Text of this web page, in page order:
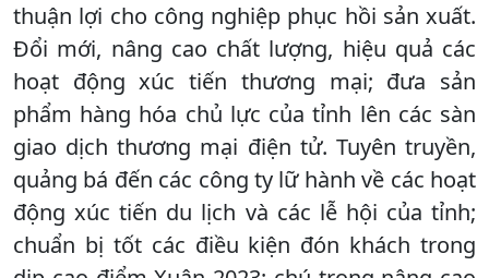
thuận lợi cho công nghiệp phục hồi sản xuất.
Đổi mới, nâng cao chất lượng, hiệu quả các
hoạt động xúc tiến thương mại; đưa sản
phẩm hàng hóa chủ lực của tỉnh lên các sàn
giao dịch thương mại điện tử. Tuyên truyền,
quảng bá đến các công ty lữ hành về các hoạt
động xúc tiến du lịch và các lễ hội của tỉnh;
chuẩn bị tốt các điều kiện đón khách trong